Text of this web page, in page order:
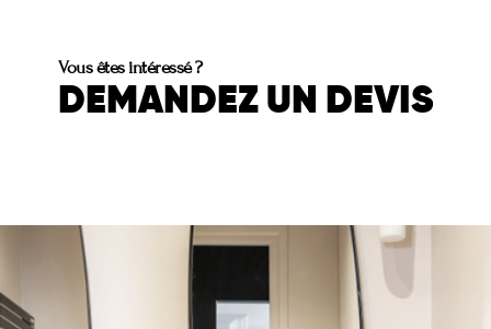
Vous êtes intéressé ?
DEMANDEZ UN DEVIS